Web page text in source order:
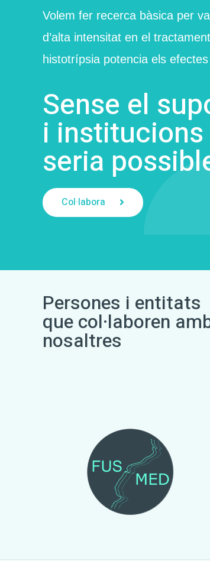
Volem fer recerca bàsica per
d’alta intensitat en el
histotrípsia potencia els
Sense el
i institucions
seria
Col·labora
Persones i entitats
que col·laboren
nosaltres